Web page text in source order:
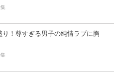
り！尊すぎる男子の純情ラブに胸